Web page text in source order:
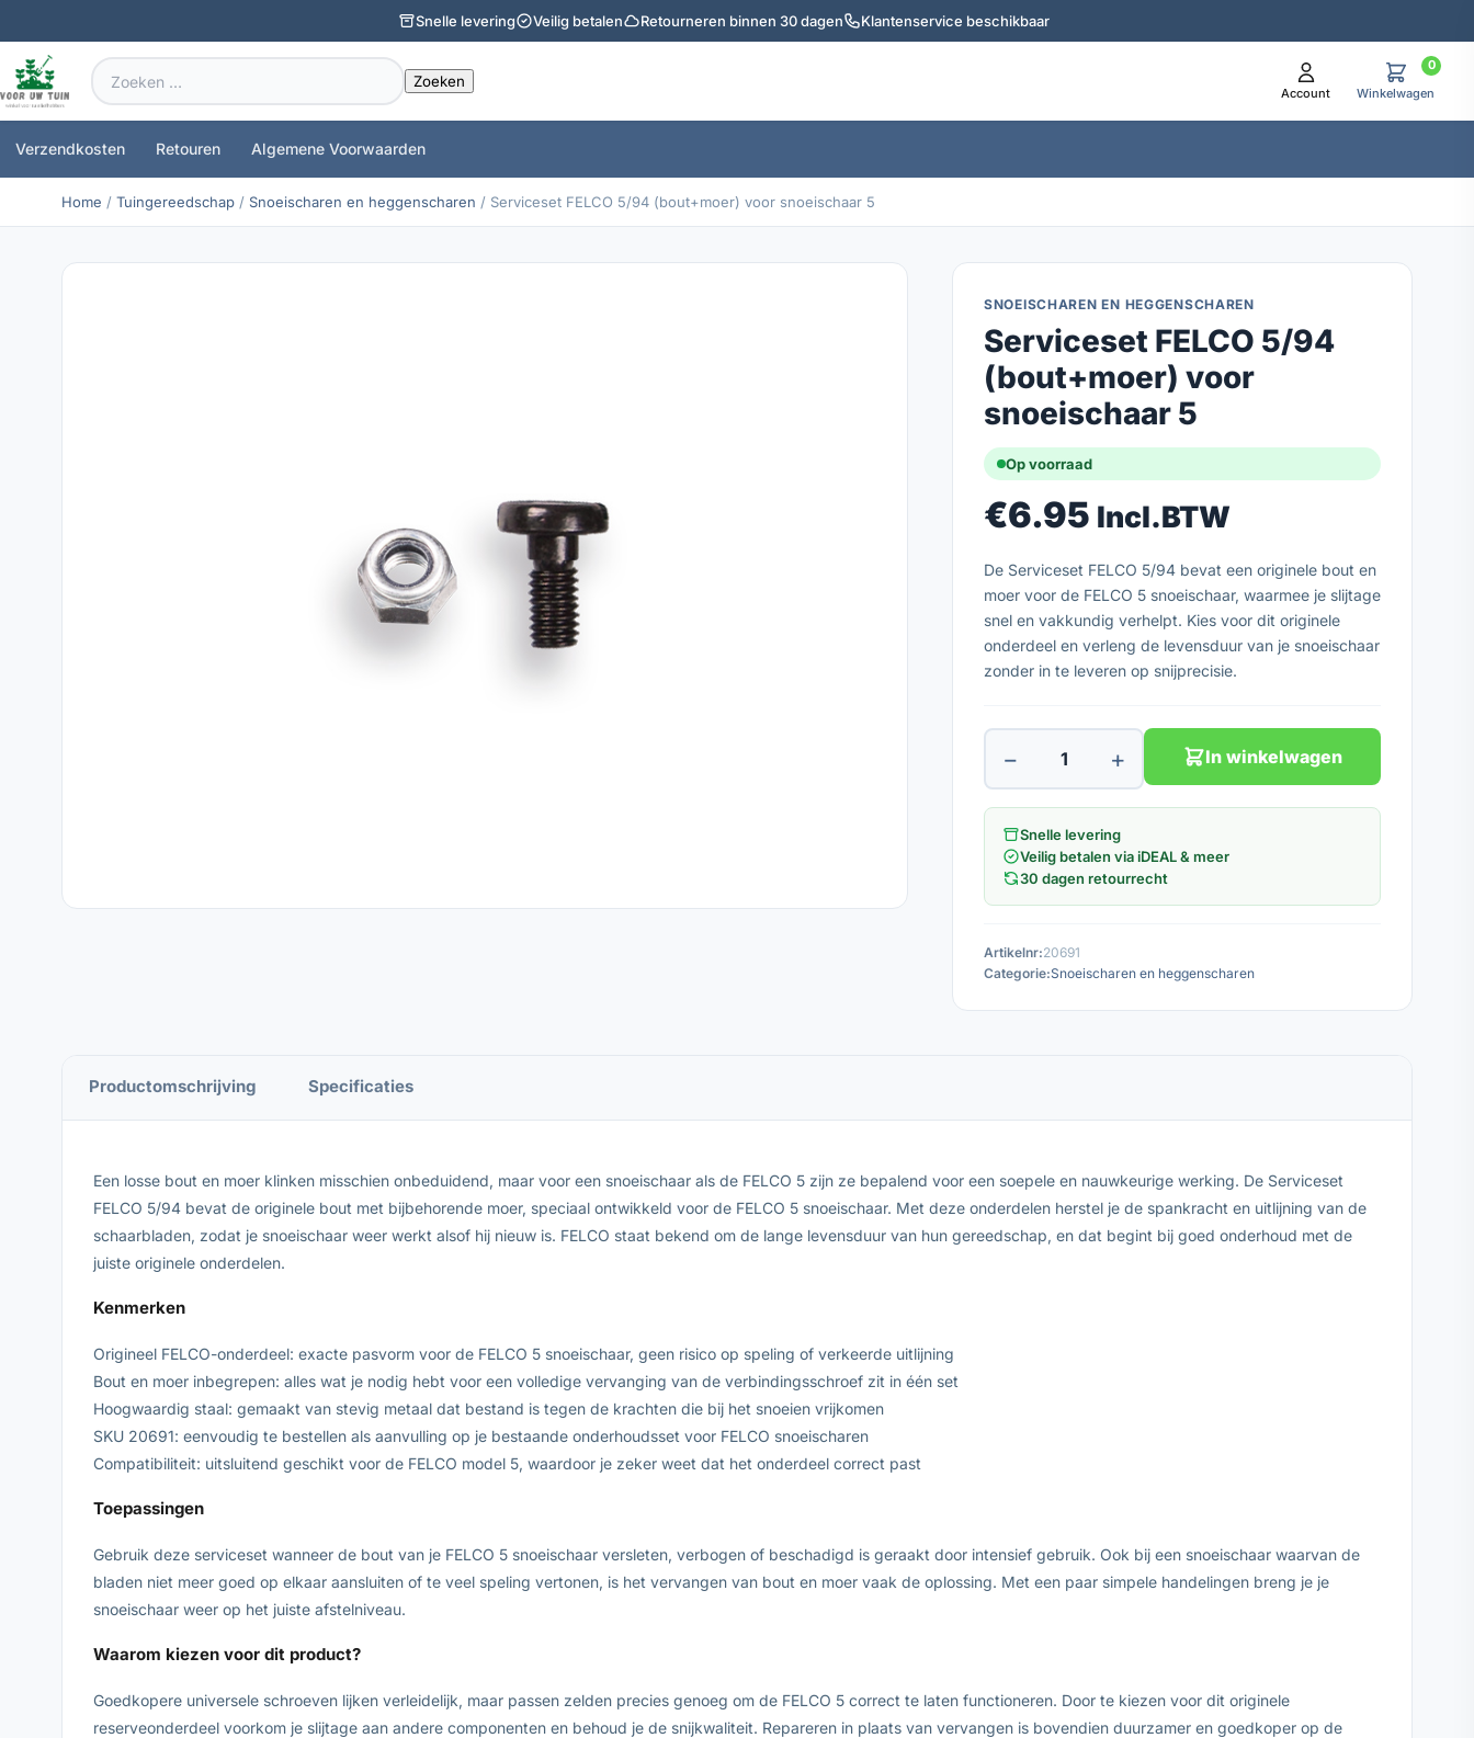
Snelle levering Veilig betalen Retourneren binnen 30 dagen Klantenservice beschikbaar
Zoeken
naar:
Account
0
Winkelwagen
Verzendkosten Retouren Algemene Voorwaarden
Home / Tuingereedschap / Snoeischaren en heggenscharen / Serviceset FELCO 5/94 (bout+moer) voor snoeischaar 5
SNOEISCHAREN EN HEGGENSCHAREN
Serviceset FELCO 5/94
(bout+moer) voor
snoeischaar 5
Op voorraad
€6.95 Incl.BTW
De Serviceset FELCO 5/94 bevat een originele bout en
moer voor de FELCO 5 snoeischaar, waarmee je slijtage
snel en vakkundig verhelpt. Kies voor dit originele
onderdeel en verleng de levensduur van je snoeischaar
zonder in te leveren op snijprecisie.
− + In winkelwagen
Snelle levering
Veilig betalen via iDEAL & meer
30 dagen retourrecht
Artikelnr:20691
Categorie:Snoeischaren en heggenscharen
Productomschrijving Specificaties
Een losse bout en moer klinken misschien onbeduidend, maar voor een snoeischaar als de FELCO 5 zijn ze bepalend voor een soepele en nauwkeurige werking. De Serviceset
FELCO 5/94 bevat de originele bout met bijbehorende moer, speciaal ontwikkeld voor de FELCO 5 snoeischaar. Met deze onderdelen herstel je de spankracht en uitlijning van de
schaarbladen, zodat je snoeischaar weer werkt alsof hij nieuw is. FELCO staat bekend om de lange levensduur van hun gereedschap, en dat begint bij goed onderhoud met de
juiste originele onderdelen.
Kenmerken
Origineel FELCO-onderdeel: exacte pasvorm voor de FELCO 5 snoeischaar, geen risico op speling of verkeerde uitlijning
Bout en moer inbegrepen: alles wat je nodig hebt voor een volledige vervanging van de verbindingsschroef zit in één set
Hoogwaardig staal: gemaakt van stevig metaal dat bestand is tegen de krachten die bij het snoeien vrijkomen
SKU 20691: eenvoudig te bestellen als aanvulling op je bestaande onderhoudsset voor FELCO snoeischaren
Compatibiliteit: uitsluitend geschikt voor de FELCO model 5, waardoor je zeker weet dat het onderdeel correct past
Toepassingen
Gebruik deze serviceset wanneer de bout van je FELCO 5 snoeischaar versleten, verbogen of beschadigd is geraakt door intensief gebruik. Ook bij een snoeischaar waarvan de
bladen niet meer goed op elkaar aansluiten of te veel speling vertonen, is het vervangen van bout en moer vaak de oplossing. Met een paar simpele handelingen breng je je
snoeischaar weer op het juiste afstelniveau.
Waarom kiezen voor dit product?
Goedkopere universele schroeven lijken verleidelijk, maar passen zelden precies genoeg om de FELCO 5 correct te laten functioneren. Door te kiezen voor dit originele
reserveonderdeel voorkom je slijtage aan andere componenten en behoud je de snijkwaliteit. Repareren in plaats van vervangen is bovendien duurzamer en goedkoper op de